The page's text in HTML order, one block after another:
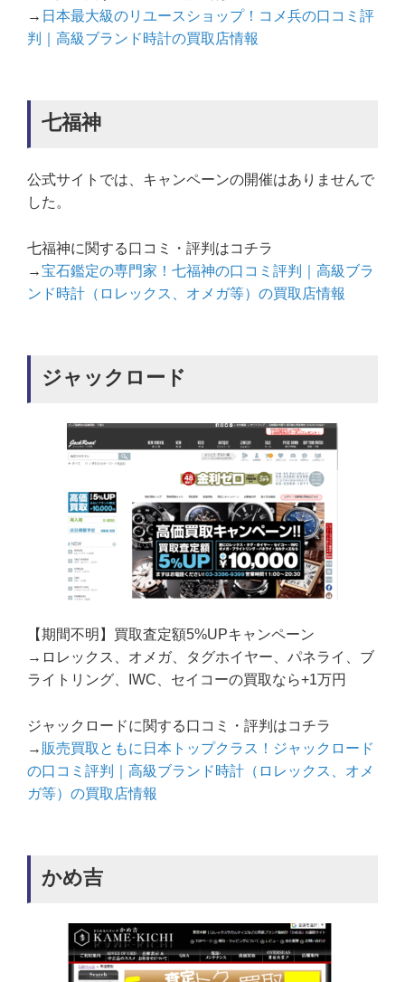
→ 日本最大級のリユースショップ！コメ兵の口コミ評
判｜高級ブランド時計の買取店情報
七福神
公式サイトでは、キャンペーンの開催はありませんで
した。
七福神に関する口コミ・評判はコチラ
→宝石鑑定の専門家！七福神の口コミ評判｜高級ブラ
ンド時計（ロレックス、オメガ等）の買取店情報
ジャックロード
【期間不明】買取査定額5%UPキャンペーン
→ロレックス、オメガ、タグホイヤー、パネライ、ブ
ライトリング、IWC、セイコーの買取なら+1万円
ジャックロードに関する口コミ・評判はコチラ
→ 販売買取ともに日本トップクラス！ジャックロード
の口コミ評判｜高級ブランド時計（ロレックス、オメ
ガ等）の買取店情報
かめ吉